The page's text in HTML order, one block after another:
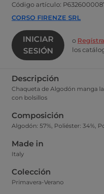
Código artículo:
CORSO FIRENZE SRL
INICIAR
SESIÓN
o
los
Descripción
Chaqueta de Algodón manga
con bolsillos
Composición
Algodón: 57%, Poliéster: 34%,
Made in
Italy
Colección
Primavera-Verano